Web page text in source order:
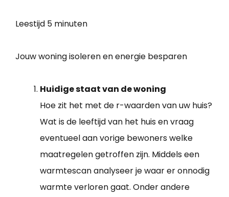
Leestijd 5 minuten
Jouw woning isoleren en energie besparen
Huidige staat van de woning
Hoe zit het met de r-waarden van uw huis?
Wat is de leeftijd van het huis en vraag
eventueel aan vorige bewoners welke
maatregelen getroffen zijn. Middels een
warmtescan analyseer je waar er onnodig
warmte verloren gaat. Onder andere